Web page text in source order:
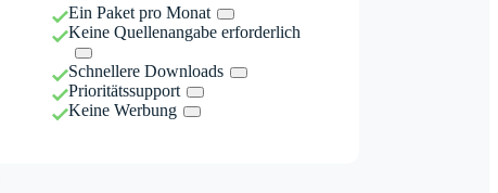
Ein Paket pro Monat
Keine Quellenangabe erforderlich
Schnellere Downloads
Prioritätssupport
Keine Werbung